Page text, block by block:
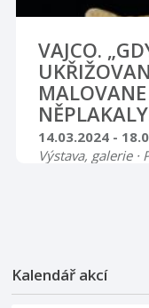
VAJCO.
14.03.2024 -
Výstava, galerie
která se
Přestože
předků. Do světa,
zdánlivě
Kalendář akcí